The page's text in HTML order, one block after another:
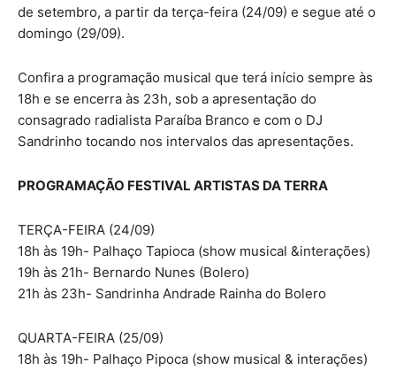
de setembro, a partir da terça-feira (24/09) e segue até o
domingo (29/09).
Confira a programação musical que terá início sempre às
18h e se encerra às 23h, sob a apresentação do
consagrado radialista Paraíba Branco e com o DJ
Sandrinho tocando nos intervalos das apresentações.
PROGRAMAÇÃO FESTIVAL ARTISTAS DA TERRA
TERÇA-FEIRA (24/09)
18h às 19h- Palhaço Tapioca (show musical &interações)
19h às 21h- Bernardo Nunes (Bolero)
21h às 23h- Sandrinha Andrade Rainha do Bolero
QUARTA-FEIRA (25/09)
18h às 19h- Palhaço Pipoca (show musical & interações)